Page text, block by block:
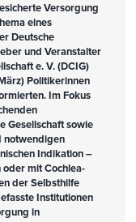
Versorgung
eines
Deutsche
und Veranstalter
e. V. (DCIG)
Politikerinnen
Im Fokus
Gesellschaft sowie
notwendigen
Indikation –
mit Cochlea-
der Selbsthilfe
Institutionen
in